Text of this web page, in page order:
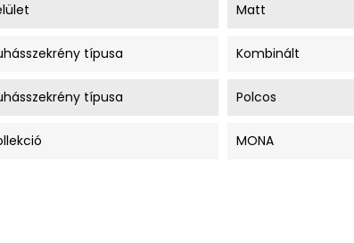
Matt
típusa Kombinált
típusa Polcos
MONA